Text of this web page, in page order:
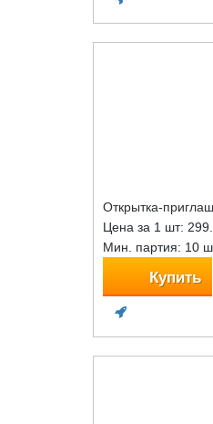
Открытка-
Цена за 1 шт:
Мин. партия: 10
Купить